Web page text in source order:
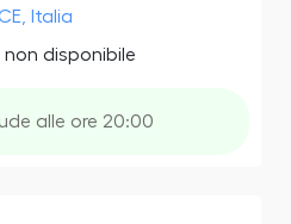
Italia
non disponibile
alle ore 20:00